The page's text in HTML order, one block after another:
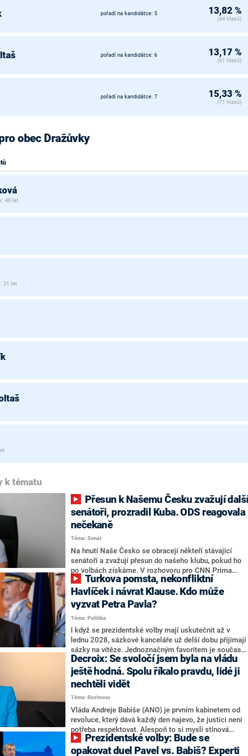
pořadí na kandidátce: 5 13,82 %
(64 hlasů)
pořadí na kandidátce: 6 13,17 %
(61 hlasů)
pořadí na kandidátce: 7 15,33 %
(71 hlasů)
obec Dražůvky
48 let
21 let
k tématu
senátoři, prozradil Kuba. ODS reagovala
nečekaně
Téma: Senát
Na hnutí Naše Česko se obracejí někteří stávající
senátoři a zvažují přesun do našeho klubu, pokud ho
po volbách získáme. V rozhovoru pro CNN Prima
NEWS to řekl zakladatel hnutí a jihočeský hejtman
Martin Kuba. Konkrétní nebyl, ale získat by takto mohl
například senátora Zdeňka Hrabu, který je dnes
součástí klubu ODS a TOP 09. Hraba to na dotaz
redakce nevyloučil. Předseda klubu senátorů ODS
Zdeněk Nytra redakci řekl, že počítá s odchodem
některých senátorů z klubu a že Naše Česko není
nepřítel, ale soupeř.
Havlíček i návrat Klause. Kdo může
vyzvat Petra Pavla?
Téma: Politika
I když se prezidentské volby mají uskutečnit až v
lednu 2028, sázkové kanceláře už delší dobu přijímají
sázky na vítěze. Jednoznačným favoritem je současná
hlava státu Petr Pavel. Daleko za ním pak bookmakeři
zmiňují dva výrazné politiky ANO, tedy premiéra
Andreje Babiše a ministra průmyslu Karla Havlíčka.
Oblíbeným tipem samotných sázkařů je poslanec za
Motoristy Filip Turek. Politolog Jan Kubáček nicméně
o případné kandidatuře kohokoliv ze zmíněné trojice
značně pochybuje. Podle něj současná koalice dosud
nemá osobu, která by Pavlovi mohla konkurovat.
Decroix: Se svoločí jsem byla na vládu
ještě hodná. Spolu říkalo pravdu, lidé ji
nechtěli vidět
Téma: Rozhovor
Vláda Andreje Babiše (ANO) je prvním kabinetem od
revoluce, který dává každý den najevo, že justici není
potřeba respektovat. Alespoň to si myslí stínová
ministryně spravedlnosti ODS Eva Decroix. V
rozhovoru pro CNN Prima NEWS si nebrala servítky
opakovat duel Pavel vs. Babiš? Experti